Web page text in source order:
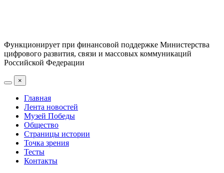
Функционирует при финансовой поддержке Министерства
цифрового развития, связи и массовых коммуникаций
Российской Федерации
×
Главная
Лента новостей
Музей Победы
Общество
Страницы истории
Точка зрения
Тесты
Контакты